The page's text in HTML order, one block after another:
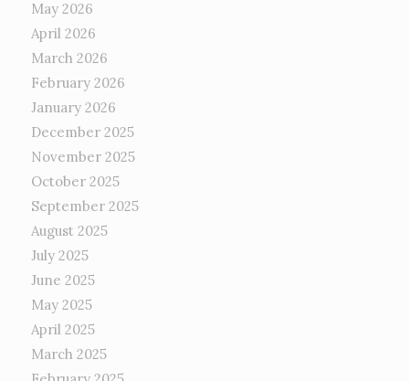
May 2026
April 2026
March 2026
February 2026
January 2026
December 2025
November 2025
October 2025
September 2025
August 2025
July 2025
June 2025
May 2025
April 2025
March 2025